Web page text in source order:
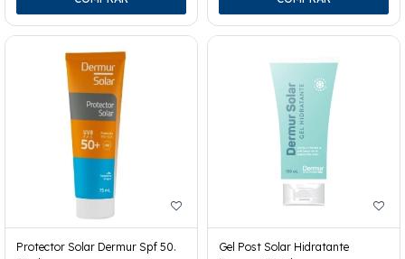
Protector Solar Dermur Spf 50.
Gel Post Solar Hidratante